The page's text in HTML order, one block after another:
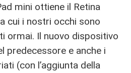
mini ottiene il Retina
cui i nostri occhi sono
ormai. Il nuovo dispositivo
predecessore e anche i
(con l’aggiunta della